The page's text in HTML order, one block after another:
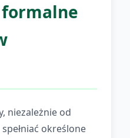
niezależnie od
określone